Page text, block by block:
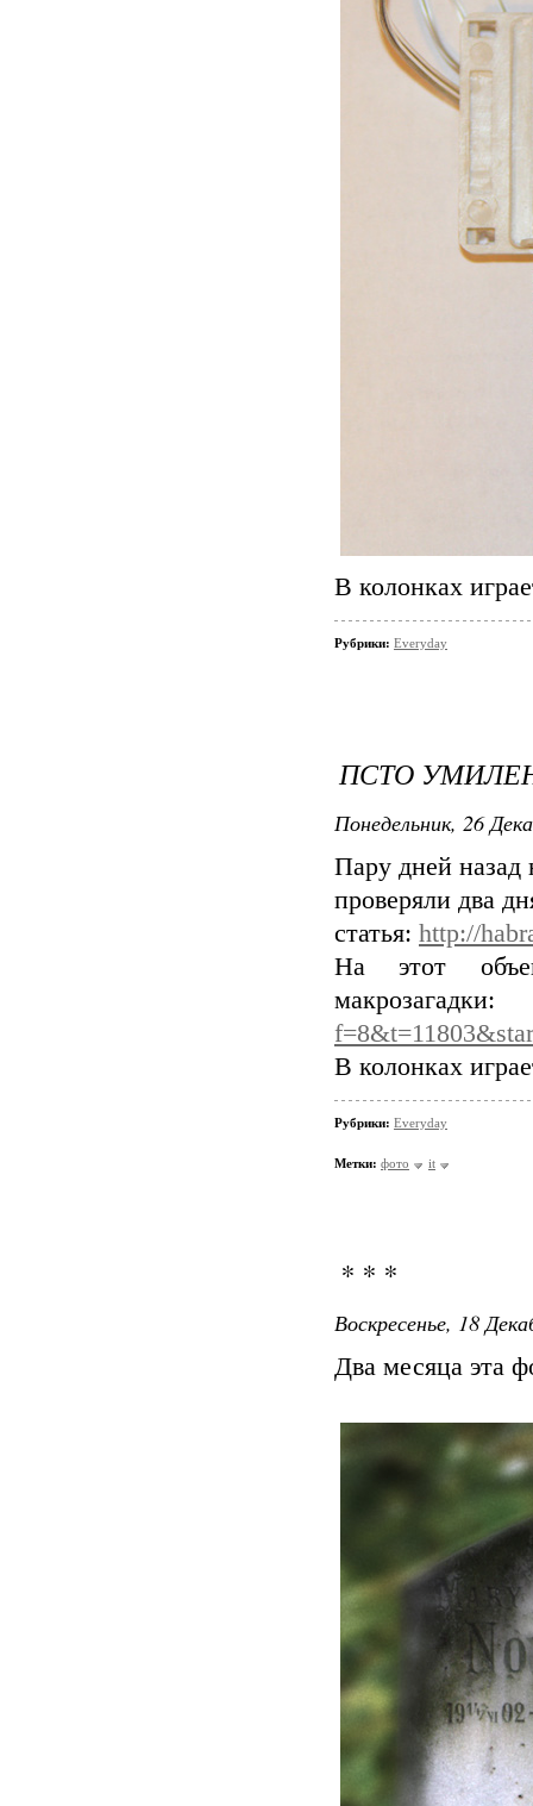
В колонках
Рубрики: Everyday
ПСТО
Понедельник, 26
Пару дней назад
проверяли два
статья: http://
На этот
В колонках
Рубрики: Everyday
Метки: фото it
* * *
Воскресенье, 18
Два месяца эта